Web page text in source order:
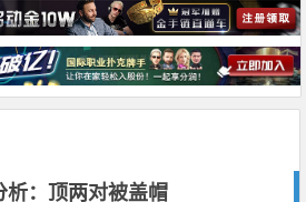
析：顶两对被盖帽